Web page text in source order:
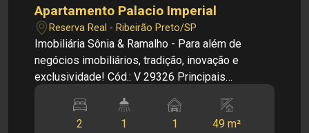
Apartamento Palacio Imperial
Reserva Real - Ribeirão Preto/SP
Imobiliária Sônia & Ramalho - Para além de
negócios imobiliários, tradição, inovação e
exclusividade! Cód.: V 29326 Principais
2 dormitórios - Cozinha - Lavanderia - 1 vaga de
garagem Informações do Condomínio: - -2 1 1 49 m²